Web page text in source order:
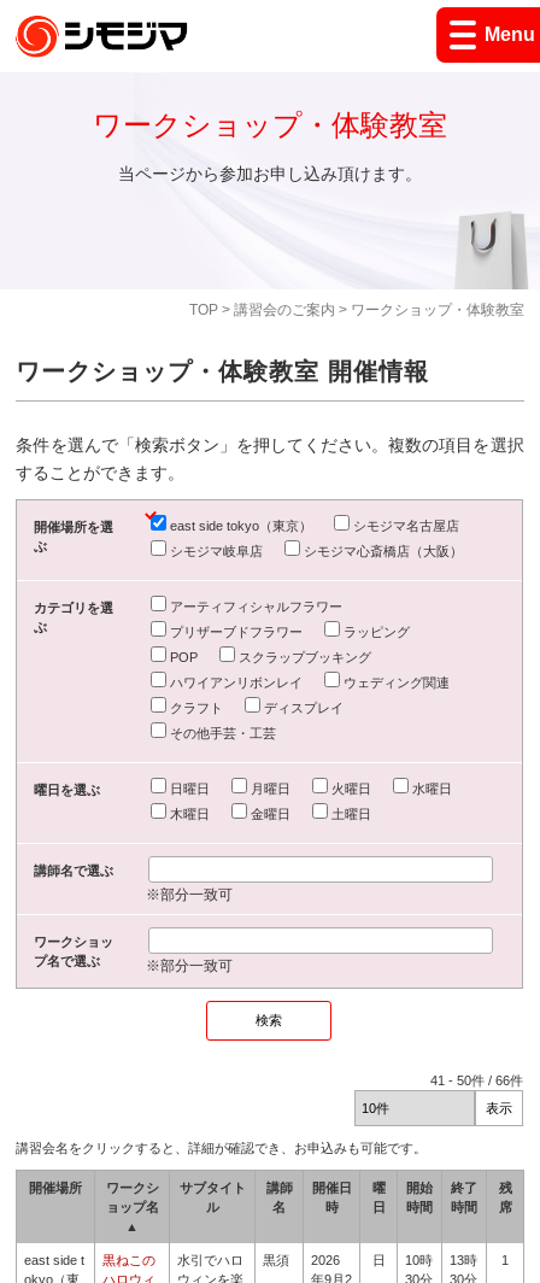
Menu
TOP> 講習会のご案内 > ワークショップ・体験教室
ワークショップ・体験教室
当ページから参加お申し込み頂けます。
ワークショップ・体験教室 開催情報
条件を選んで「検索ボタン」を押してください。複数の項目を選択
することができます。
開催場所を選
ぶ
east side tokyo（東京）
シモジマ名古屋店
シモジマ岐阜店
シモジマ心斎橋店（大阪）
カテゴリを選
ぶ
アーティフィシャルフラワー
プリザーブドフラワー
ラッピング
POP
スクラップブッキング
ハワイアンリボンレイ
ウェディング関連
クラフト
ディスプレイ
その他手芸・工芸
曜日を選ぶ 日曜日 月曜日 火曜日
水曜日
木曜日
金曜日 土曜日
講師名で選ぶ
※部分一致可
ワークショッ
プ名で選ぶ
※部分一致可
41 -50件 /66件
講習会名をクリックすると、詳細が確認でき、お申込みも可能です。
開催場所
ワークシ
ョップ名
▲
サブタイト
ル
講師
名
開催日
時
曜
日
開始
時間
終了
時間
残
席
east side t
okyo（東
黒ねこの
ハロウィ
水引でハロ
ウィンを楽
黒須
2026
年9月2
日
10時
30分
13時
30分
1